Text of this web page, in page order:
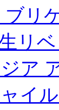
ブリ
リ
ア
イ